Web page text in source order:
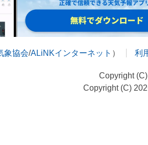
象協会/ALiNKインターネット ） 利
Copyright
Copyright (C)